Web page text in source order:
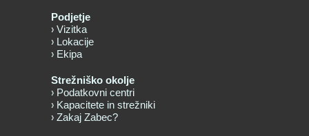
Podjetje
Vizitka
Lokacije
Ekipa
Strežniško okolje
Podatkovni centri
Kapacitete in strežniki
Zakaj Zabec?